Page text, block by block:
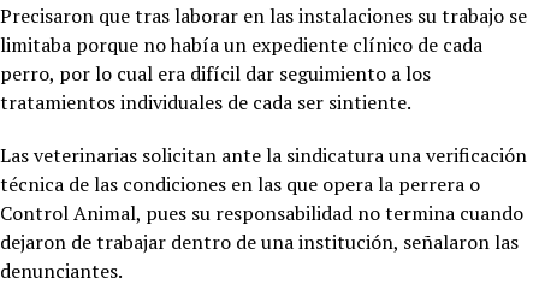
Precisaron que tras laborar en las instalaciones su trabajo se
limitaba porque no había un expediente clínico de cada
perro, por lo cual era difícil dar seguimiento a los
tratamientos individuales de cada ser sintiente.
Las veterinarias solicitan ante la sindicatura una verificación
técnica de las condiciones en las que opera la perrera o
Control Animal, pues su responsabilidad no termina cuando
dejaron de trabajar dentro de una institución, señalaron las
denunciantes.